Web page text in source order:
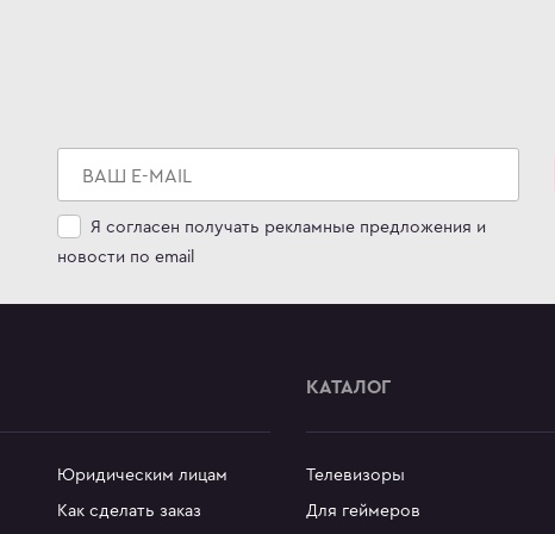
Я согласен получать рекламные предложения и
новости по email
Юридическим лицам
Как сделать заказ
КАТАЛОГ
Телевизоры
Для геймеров